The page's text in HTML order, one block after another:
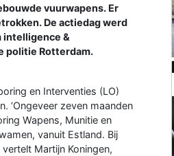
vuurwapens. Er
De actiedag werd
intelligence &
politie Rotterdam.
en Interventies (LO)
‘Ongeveer zeven maanden
Wapens, Munitie en
vanuit Estland. Bij
Martijn Koningen,